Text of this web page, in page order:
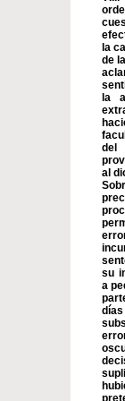
la
de
la
del
al
su
a